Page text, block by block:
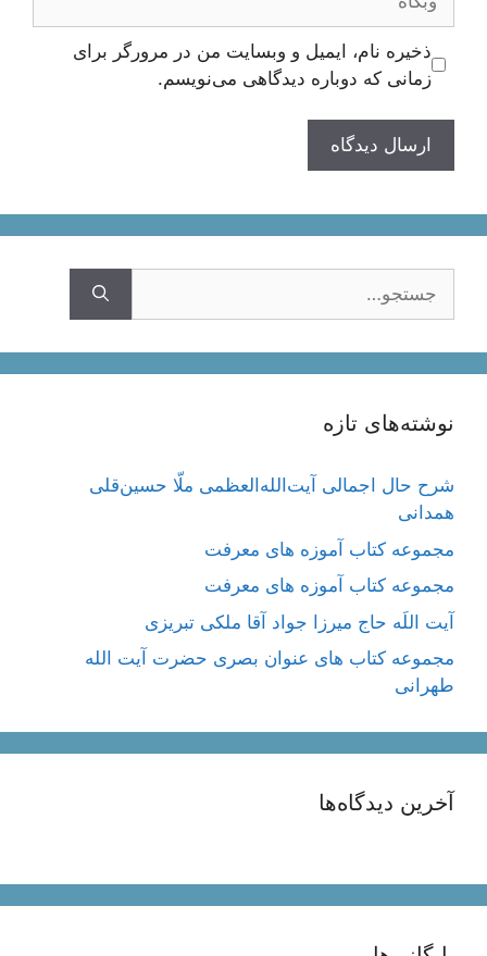
ذخیره نام، ایمیل و وبسایت من در مرورگر برای
زمانی که دوباره دیدگاهی می‌نویسم.
نوشته‌های تازه
شرح حال اجمالی آیت‌الله‌العظمی ملّا حسین‌قلی
همدانی
مجموعه کتاب آموزه های معرفت
مجموعه کتاب آموزه های معرفت
آیت اللَه حاج میرزا جواد آقا ملکی تبریزی
مجموعه کتاب های عنوان بصری حضرت آیت الله
طهرانی
آخرین دیدگاه‌ها